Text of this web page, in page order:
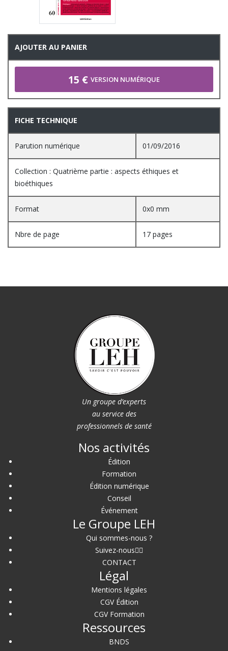
AJOUTER AU PANIER
15 € VERSION NUMÉRIQUE
FICHE TECHNIQUE
Parution numérique 01/09/2016
Collection : Quatrième partie : aspects éthiques et
bioéthiques
Format 0x0 mm
Nbre de page 17 pages
Un groupe d’experts
au service des
professionnels de santé
Nos activités
Édition
Formation
Édition numérique
Conseil
Événement
Le Groupe LEH
Qui sommes-nous ?
Suivez-nous
CONTACT
Légal
Mentions légales
CGV Édition
CGV Formation
Ressources
BNDS